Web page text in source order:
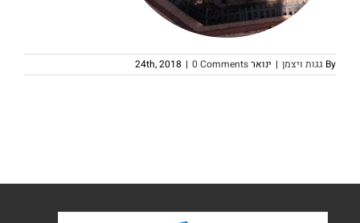
By גגות ויצמן | ינואר 24th, 2018 | 0 Comments